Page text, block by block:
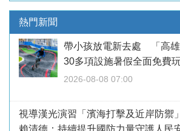
熱門新聞
帶小孩放電新去處 「高雄
30多項設施暑假全面免費
2026-08-08 07:00
視導漢光演習「濱海打擊及近岸防禦
賴清德：持續提升國防力量守護人民